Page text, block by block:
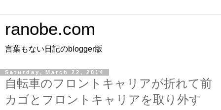
ranobe.com
言葉もない日記のblogger版
Saturday, March 22, 2014
自転車のフロントキャリアが折れて前
カゴとフロントキャリアを取り外す